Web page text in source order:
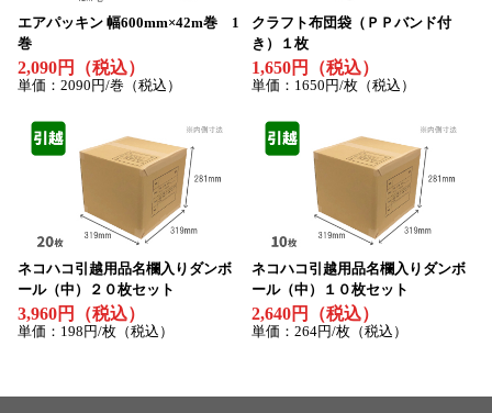
エアパッキン 幅600mm×42m巻 1
巻
2,090円（税込）
単価：2090円/巻（税込）
クラフト布団袋（ＰＰバンド付
き）１枚
1,650円（税込）
単価：1650円/枚（税込）
ネコハコ引越用品名欄入りダンボ
ール（中）２０枚セット
3,960円（税込）
単価：198円/枚（税込）
ネコハコ引越用品名欄入りダンボ
ール（中）１０枚セット
2,640円（税込）
単価：264円/枚（税込）